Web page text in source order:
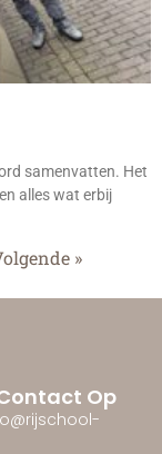
samenvatten. Het
alles wat erbij
»
Op